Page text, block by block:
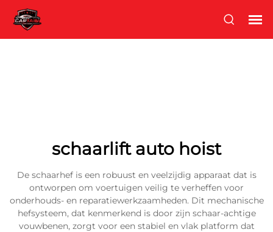
schaarlift auto hoist
De schaarhef is een robuust en veelzijdig apparaat dat is
ontworpen om voertuigen veilig te verheffen voor
onderhouds- en reparatiewerkzaamheden. Dit mechanische
hefsysteem, dat kenmerkend is door zijn schaar-achtige
vouwbenen, zorgt voor een stabiel en vlak platform dat